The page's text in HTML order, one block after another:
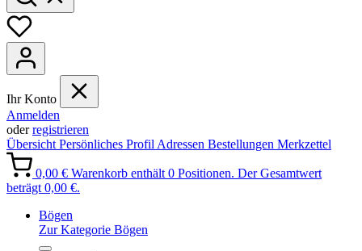
Ihr Konto
Anmelden
oderregistrieren
Übersicht Persönliches Profil Adressen Bestellungen Merkzettel
0,00 € Warenkorb enthält 0 Positionen. Der Gesamtwert
beträgt 0,00 €.
Bögen
Zur Kategorie Bögen